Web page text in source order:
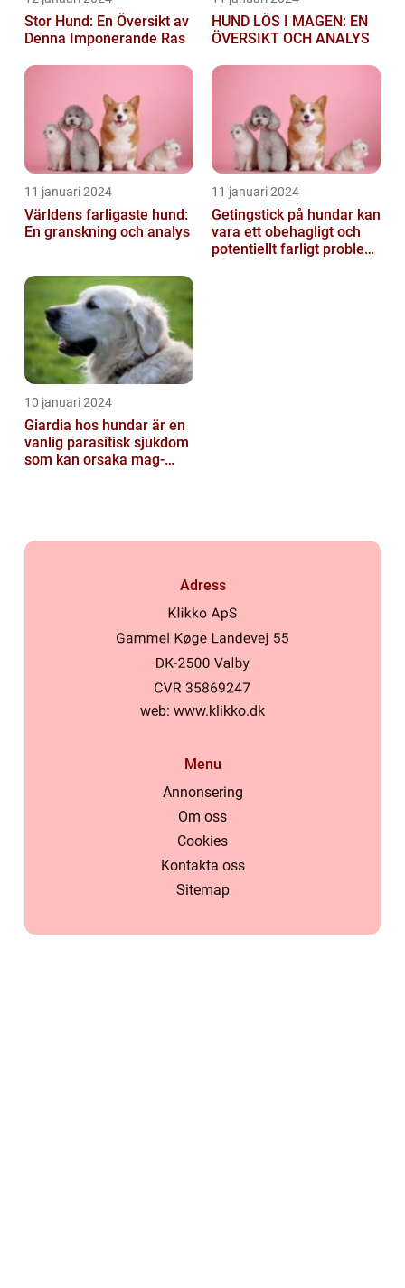
Stor Hund: En Översikt av
Denna Imponerande Ras
HUND LÖS I MAGEN: EN
ÖVERSIKT OCH ANALYS
11 januari 2024
Världens farligaste hund:
En granskning och analys
11 januari 2024
Getingstick på hundar kan
vara ett obehagligt och
potentiellt farligt problem
10 januari 2024
Giardia hos hundar är en
vanlig parasitisk sjukdom
som kan orsaka mag-
Adress
web: www.klikko.dk
Menu
Annonsering
Om oss
Cookies
Kontakta oss
Sitemap